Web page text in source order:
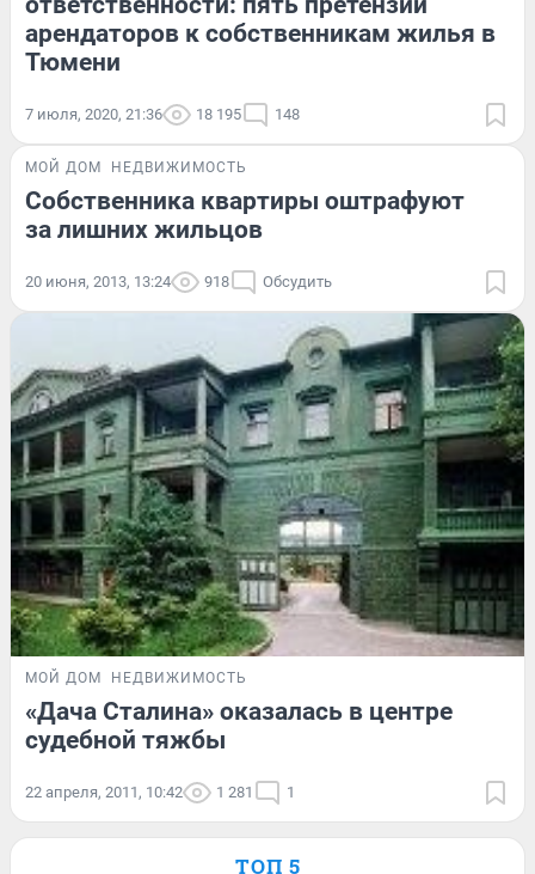
арендаторов к собственникам жилья в
Тюмени
7 июля, 2020, 21:36 18 195 148
МОЙ ДОМ НЕДВИЖИМОСТЬ
Собственника квартиры оштрафуют
за лишних жильцов
20 июня, 2013, 13:24 918 Обсудить
МОЙ ДОМ НЕДВИЖИМОСТЬ
«Дача Сталина» оказалась в центре
судебной тяжбы
22 апреля, 2011, 10:42 1 281 1
ТОП 5